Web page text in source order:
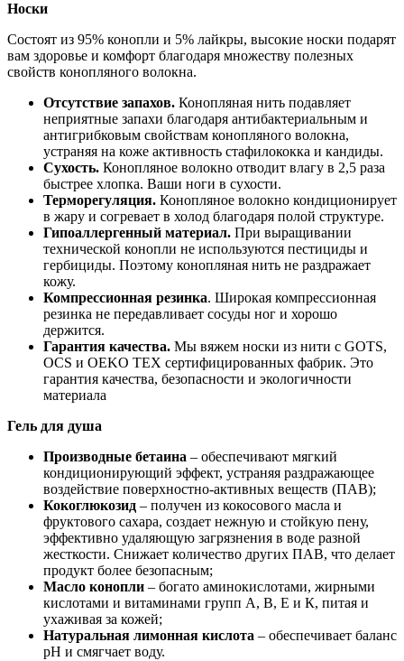
Носки
Состоят из 95% конопли и 5% лайкры, высокие носки подарят
вам здоровье и комфорт благодаря множеству полезных
свойств конопляного волокна.
Отсутствие запахов. Конопляная нить подавляет
неприятные запахи благодаря антибактериальным и
антигрибковым свойствам конопляного волокна,
устраняя на коже активность стафилококка и кандиды.
Сухость. Конопляное волокно отводит влагу в 2,5 раза
быстрее хлопка. Ваши ноги в сухости.
Терморегуляция. Конопляное волокно кондиционирует
в жару и согревает в холод благодаря полой структуре.
Гипоаллергенный материал. При выращивании
технической конопли не используются пестициды и
гербициды. Поэтому конопляная нить не раздражает
кожу.
Компрессионная резинка. Широкая компрессионная
резинка не передавливает сосуды ног и хорошо
держится.
Гарантия качества. Мы вяжем носки из нити с GOTS,
OCS и OEKO TEX сертифицированных фабрик. Это
гарантия качества, безопасности и экологичности
материала
Гель для душа
Производные бетаина – обеспечивают мягкий
кондиционирующий эффект, устраняя раздражающее
воздействие поверхностно-активных веществ (ПАВ);
Кокоглюкозид – получен из кокосового масла и
фруктового сахара, создает нежную и стойкую пену,
эффективно удаляющую загрязнения в воде разной
жесткости. Снижает количество других ПАВ, что делает
продукт более безопасным;
Масло конопли – богато аминокислотами, жирными
кислотами и витаминами групп А, В, Е и К, питая и
ухаживая за кожей;
Натуральная лимонная кислота – обеспечивает баланс
pH и смягчает воду.